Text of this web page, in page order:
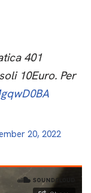
401
10Euro. Per
20, 2022